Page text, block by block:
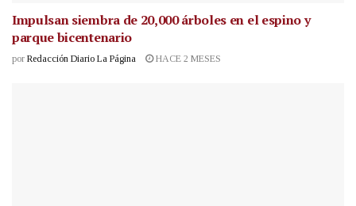
Impulsan siembra de 20,000 árboles en el espino y
parque bicentenario
por Redacción Diario La Página HACE 2 MESES